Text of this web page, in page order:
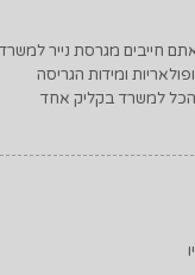
ומידות הגריסה
למשרד בקליק אחד